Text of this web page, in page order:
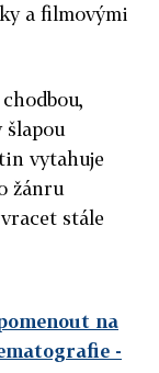
a filmovými
vytahuje
žánru
stále
na
-